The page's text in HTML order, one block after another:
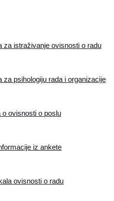
za istraživanje ovisnosti o radu
za psihologiju rada i organizacije
o ovisnosti o poslu
iz ankete
ovisnosti o radu